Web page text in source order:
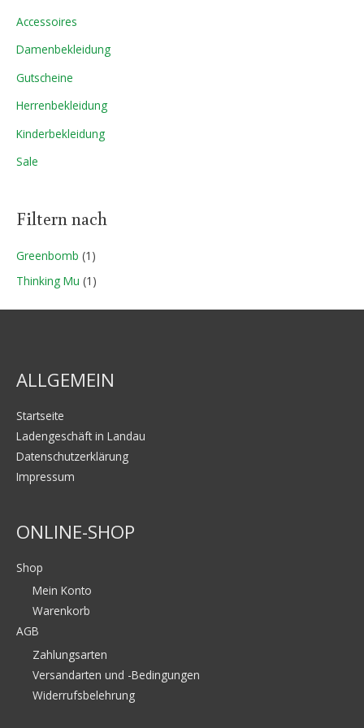
i
s
Accessoires
Damenbekleidung
Gutscheine
Herrenbekleidung
Kinderbekleidung
Sale
Filtern nach
Greenbomb (1)
Thinking Mu (1)
ALLGEMEIN
Startseite
Ladengeschäft in Landau
Datenschutzerklärung
Impressum
ONLINE-SHOP
Shop
Mein Konto
Warenkorb
AGB
Zahlungsarten
Versandarten und -Bedingungen
Widerrufsbelehrung